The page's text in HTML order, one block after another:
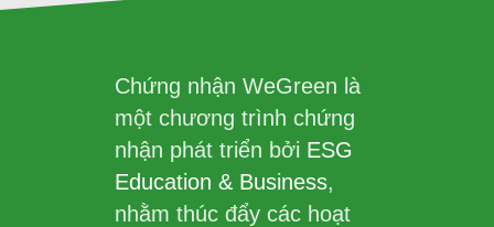
Chứng nhận WeGreen là
một chương trình chứng
nhận phát triển bởi ESG
Education & Business,
nhằm thúc đẩy các hoạt